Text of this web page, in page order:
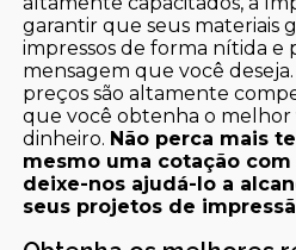
garantir que seus materiais
impressos de forma nítida e
mensagem que você deseja.
preços são altamente
que você obtenha o melhor
dinheiro. Não perca mais
mesmo uma cotação com
deixe-nos ajudá-lo a
seus projetos de